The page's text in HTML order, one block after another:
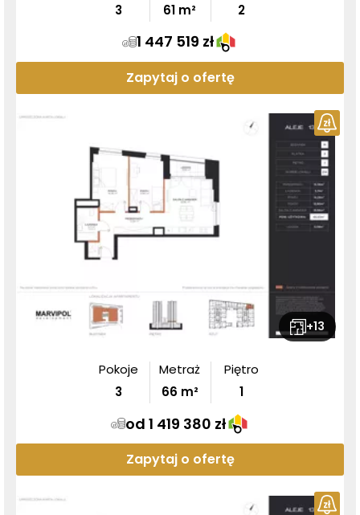
3
61 m²
2
1 447 519 zł
Zapytaj o ofertę
+13
Pokoje
3
Metraż
66 m²
Piętro
1
od 1 419 380 zł
Zapytaj o ofertę